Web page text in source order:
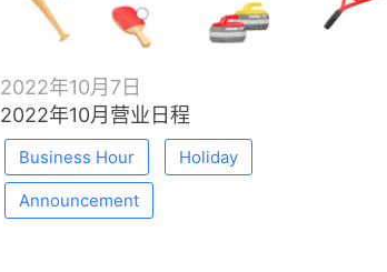
2022年10月7日
2022年10月营业日程
Business Hour Holiday
Announcement